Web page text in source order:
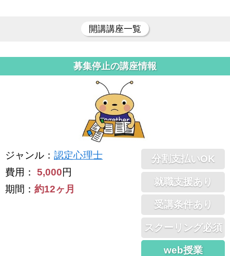
開講講座一覧
募集停止の講座情報
ジャンル ： 認定心理士
費用： 5,000円
期間： 約12ヶ月
分割支払いOK
就職支援あり
受講条件あり
スクーリング必須
web授業